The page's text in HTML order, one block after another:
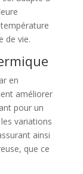
de vie.
en
améliorer
pour un
variations
ainsi
que ce